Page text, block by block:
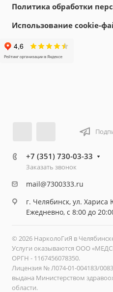
Политика обработки
Использование cookie-
+7 (351) 730-03-33
Заказать звонок
mail@7300333.ru
г. Челябинск, ул.
Ежедневно, с 8:00 до
© 2026 НарколоГиЯ в
Услуги оказываются ООО
ОРГН - 1167456078350.
Лицензия № Л074-01-004183/
выдана Министерством
области.